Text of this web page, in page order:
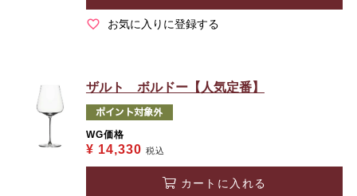
お気に入りに登録する
ザルト ボルドー【人気定番】
WG価格
¥ 14,330 税込
カートに入れる